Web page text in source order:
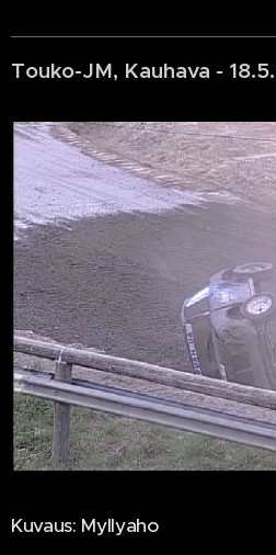
Touko-JM, Kauhava -
Kuvaus: Myllyaho